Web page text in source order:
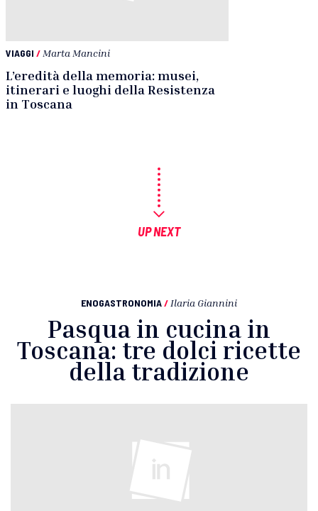
VIAGGI / Marta Mancini
L’eredità della memoria: musei,
itinerari e luoghi della Resistenza
in Toscana
UP NEXT
ENOGASTRONOMIA/ Ilaria Giannini
Pasqua in cucina in
Toscana: tre dolci ricette
della tradizione